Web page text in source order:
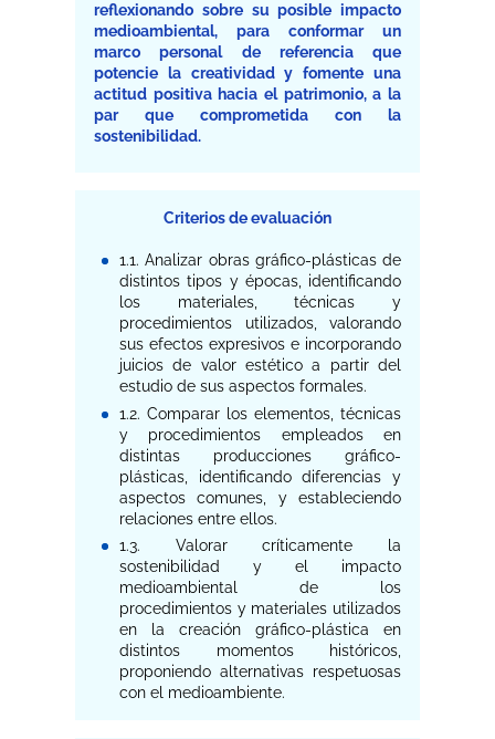
reflexionando sobre su posible impacto
medioambiental, para conformar un
marco personal de referencia que
potencie la creatividad y fomente una
actitud positiva hacia el patrimonio, a la
par que comprometida con la
sostenibilidad.
Criterios de evaluación
1.1. Analizar obras gráfico-plásticas de
distintos tipos y épocas, identificando
los materiales, técnicas y
procedimientos utilizados, valorando
sus efectos expresivos e incorporando
juicios de valor estético a partir del
estudio de sus aspectos formales.
1.2. Comparar los elementos, técnicas
y procedimientos empleados en
distintas producciones gráfico-
plásticas, identificando diferencias y
aspectos comunes, y estableciendo
relaciones entre ellos.
1.3. Valorar críticamente la
sostenibilidad y el impacto
medioambiental de los
procedimientos y materiales utilizados
en la creación gráfico-plástica en
distintos momentos históricos,
proponiendo alternativas respetuosas
con el medioambiente.